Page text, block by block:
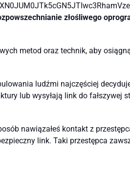
złośliwego
metod oraz technik, aby
ludźmi najczęściej
lub wysyłają link do fałszywej
nawiązałeś kontakt z
link. Taki przestępca